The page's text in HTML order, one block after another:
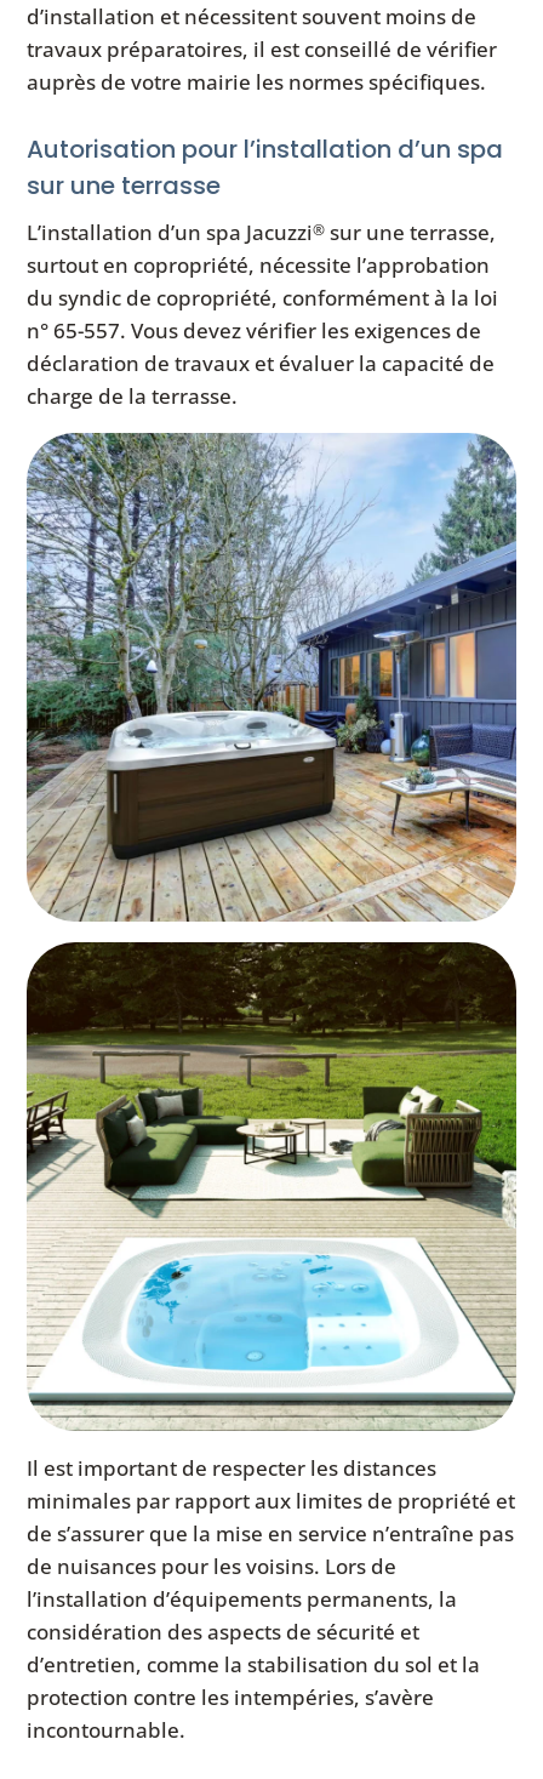
d’installation et nécessitent souvent moins de
travaux préparatoires, il est conseillé de vérifier
auprès de votre mairie les normes spécifiques.
Autorisation pour l’installation d’un spa
sur une terrasse
L’installation d’un spa Jacuzzi® sur une terrasse,
surtout en copropriété, nécessite l’approbation
du syndic de copropriété, conformément à la loi
n° 65-557. Vous devez vérifier les exigences de
déclaration de travaux et évaluer la capacité de
charge de la terrasse.
Il est important de respecter les distances
minimales par rapport aux limites de propriété et
de s’assurer que la mise en service n’entraîne pas
de nuisances pour les voisins. Lors de
l’installation d’équipements permanents, la
considération des aspects de sécurité et
d’entretien, comme la stabilisation du sol et la
protection contre les intempéries, s’avère
incontournable.